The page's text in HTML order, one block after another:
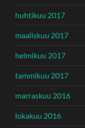
huhtikuu 2017
maaliskuu 2017
helmikuu 2017
tammikuu 2017
marraskuu 2016
lokakuu 2016